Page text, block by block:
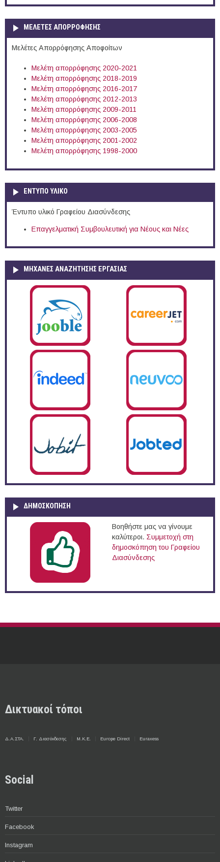
ΜΕΛΕΤΕΣ ΑΠΟΡΡΟΦΗΣΗΣ
Μελέτες Απορρόφησης Αποφοίτων
Μελέτη απορρόφησης 2020-2021
Μελέτη απορρόφησης 2018-2019
Μελέτη απορρόφησης 2016-2017
Μελέτη απορρόφησης 2012-2013
Μελέτη απορρόφησης 2009-2011
Μελέτη απορρόφησης 2006-2008
Μελέτη απορρόφησης 2003-2005
Μελέτη απορρόφησης 2001-2002
Μελέτη απορρόφησης 1998-2000
ΕΝΤΥΠΟ ΥΛΙΚΟ
Έντυπο υλικό Γραφείου Διασύνδεσης
Επαγγελματική Συμβουλευτική για Νέους και Νέες
ΜΗΧΑΝΕΣ ΑΝΑΖΗΤΗΣΗΣ ΕΡΓΑΣΙΑΣ
ΔΗΜΟΣΚΌΠΗΣΗ
Βοηθήστε μας να γίνουμε
καλύτεροι. Συμμετοχή στη
δημοσκόπηση του Γραφείου
Διασύνδεσης
Δικτυακοί τόποι
Δ.Α.ΣΤΑ. Γ. Διασύνδεσης Μ.Κ.Ε. Europe Direct Euraxess
Social
Twitter
Facebook
Instagram